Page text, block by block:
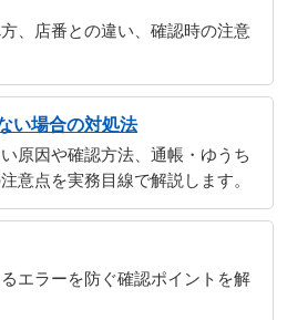
、店番との違い、確認時の注意
い場合の対処法
原因や確認方法、通帳・ゆうち
意点を実務目線で解説します。
エラーを防ぐ確認ポイントを解